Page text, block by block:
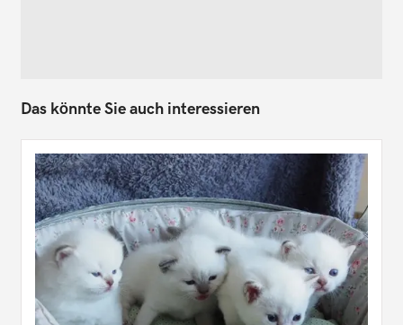
Das könnte Sie auch interessieren